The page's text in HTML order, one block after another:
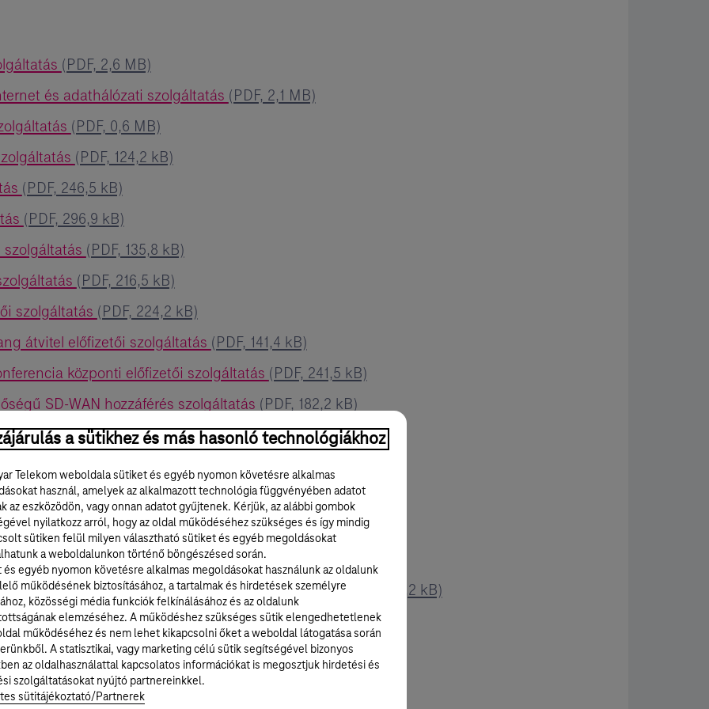
(PDF, 2,6 MB)
és adathálózati szolgáltatás (PDF, 2,1 MB)
(PDF, 0,6 MB)
(PDF, 124,2 kB)
(PDF, 246,5 kB)
(PDF, 296,9 kB)
(PDF, 135,8 kB)
(PDF, 216,5 kB)
szolgáltatás (PDF, 224,2 kB)
átvitel előfizetői szolgáltatás (PDF, 141,4 kB)
központi előfizetői szolgáltatás (PDF, 241,5 kB)
SD-WAN hozzáférés szolgáltatás (PDF, 182,2 kB)
szolgáltatás(PDF, 144 kB)
bérelt vonali előfizetői szolgáltatás(PDF, 144,7 kB)
előfizetői szolgáltatás(PDF, 126,6 kB)
bérelt vonali előfizetői szolgáltatás(PDF, 260,6 kB)
Szolgáltatás(PDF, 166,2 kB)
bérelt vonali internet-hozzáférési szolgáltatás(PDF, 235,2 kB)
(PDF, 490 kB)
hálózati szolgáltatás(PDF, 142,4 kB)
szolgáltatás(PDF, 1,4 MB)
a sütikhez és más hasonló technológiákhoz
Telekom weboldala sütiket és egyéb nyomon követésre alkalmas
használ, amelyek az alkalmazott technológia függvényében adatot
az eszközödön, vagy onnan adatot gyűjtenek. Kérjük, az alábbi gombok
nyilatkozz arról, hogy az oldal működéséhez szükséges és így mindig
sütiken felül milyen választható sütiket és egyéb megoldásokat
a weboldalunkon történő böngészésed során.
és egyéb nyomon követésre alkalmas megoldásokat használunk az oldalunk
működésének biztosításához, a tartalmak és hirdetések személyre
közösségi média funkciók felkínálásához és az oldalunk
elemzéséhez. A működéshez szükséges sütik elengedhetetlenek
működéséhez és nem lehet kikapcsolni őket a weboldal látogatása során
A statisztikai, vagy marketing célú sütik segítségével bizonyos
az oldalhasználattal kapcsolatos információkat is megosztjuk hirdetési és
szolgáltatásokat nyújtó partnereinkkel.
sütitájékoztató/Partnerek